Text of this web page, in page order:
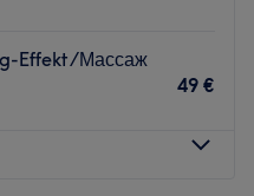
Effekt/Массаж
49 €